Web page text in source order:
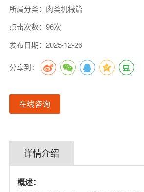
所属分类：肉类机械篇
点击次数：96次
发布日期：2025-12-26
分享到：
在线咨询
详情介绍
概述：